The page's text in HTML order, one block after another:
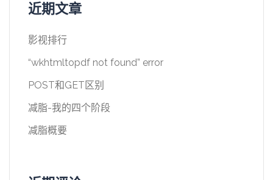
近期文章
影视排行
“wkhtmltopdf not found” error
POST和GET区别
减脂-我的四个阶段
减脂概要